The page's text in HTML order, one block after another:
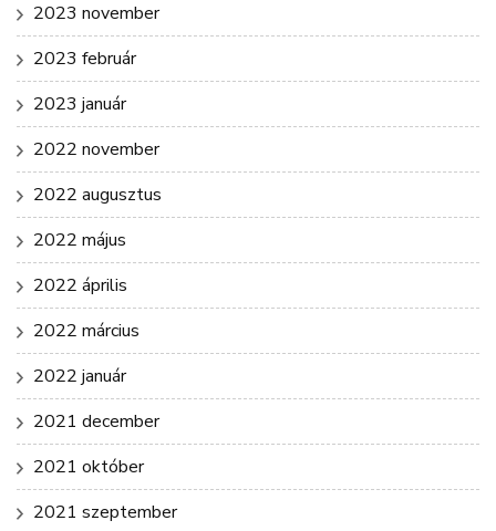
2023 november
2023 február
2023 január
2022 november
2022 augusztus
2022 május
2022 április
2022 március
2022 január
2021 december
2021 október
2021 szeptember